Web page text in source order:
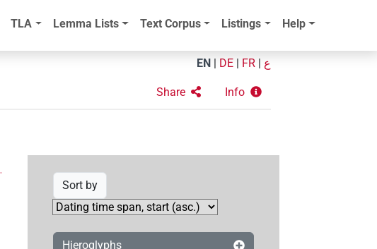
TLA Lemma Lists Text Corpus Listings Help
EN DE FR ع
Share Info
Sort by
Hieroglyphs